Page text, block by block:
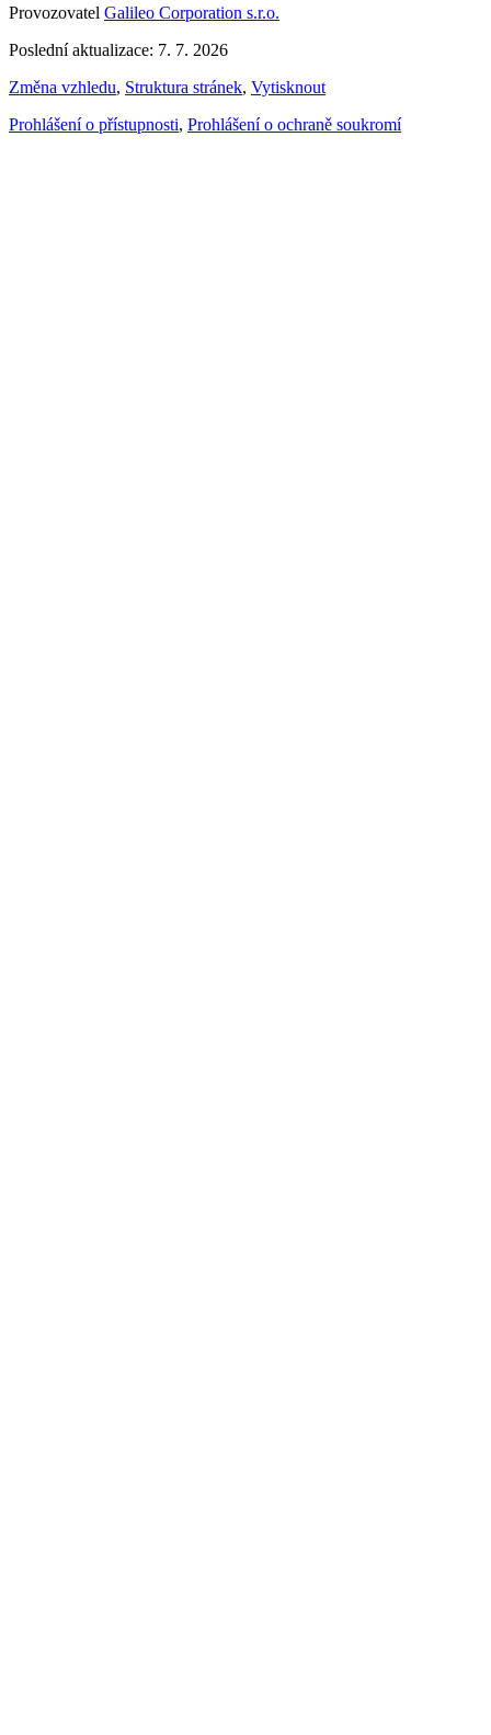
Provozovatel Galileo Corporation s.r.o.
Poslední aktualizace: 7. 7. 2026
Změna vzhledu, Struktura stránek, Vytisknout
Prohlášení o přístupnosti, Prohlášení o ochraně soukromí